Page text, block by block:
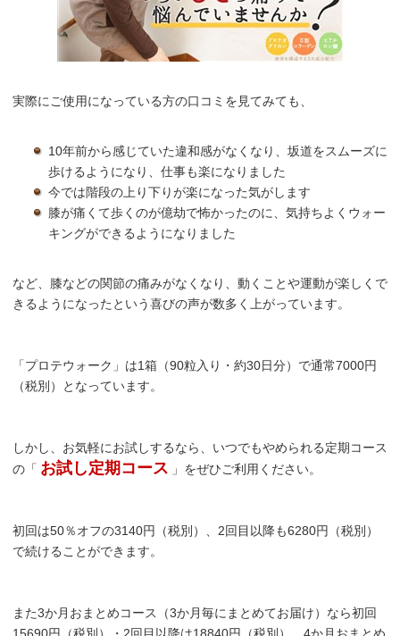
実際にご使用になっている方の口コミを見てみても、
10年前から感じていた違和感がなくなり、坂道をスムーズに
歩けるようになり、仕事も楽になりました
今では階段の上り下りが楽になった気がします
膝が痛くて歩くのが億劫で怖かったのに、気持ちよくウォー
キングができるようになりました
など、膝などの関節の痛みがなくなり、動くことや運動が楽しくで
きるようになったという喜びの声が数多く上がっています。
「プロテウォーク」は1箱（90粒入り・約30日分）で通常7000円
（税別）となっています。
しかし、お気軽にお試しするなら、いつでもやめられる定期コース
の「 お試し定期コース 」をぜひご利用ください。
初回は50％オフの3140円（税別）、2回目以降も6280円（税別）
で続けることができます。
また3か月おまとめコース（3か月毎にまとめてお届け）なら初回
15690円（税別）・2回目以降は18840円（税別）、4か月おまとめ